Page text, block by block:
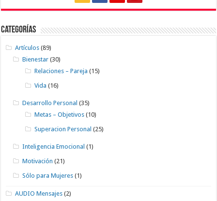
Categorías
Artículos (89)
Bienestar (30)
Relaciones – Pareja (15)
Vida (16)
Desarrollo Personal (35)
Metas – Objetivos (10)
Superacion Personal (25)
Inteligencia Emocional (1)
Motivación (21)
Sólo para Mujeres (1)
AUDIO Mensajes (2)